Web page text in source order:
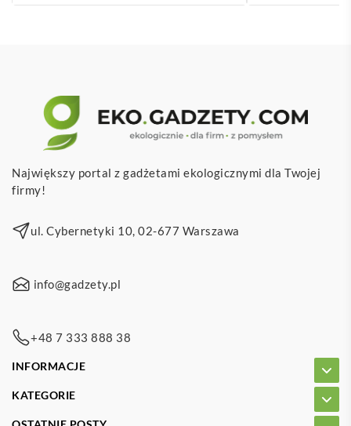
Największy portal z gadżetami ekologicznymi dla Twojej
firmy!
ul. Cybernetyki 10, 02-677 Warszawa
info@gadzety.pl
+48 7 333 888 38
INFORMACJE
KATEGORIE